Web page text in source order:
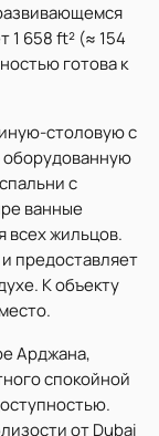
658 ft² (≈ 154
готова к
столовую с
с
ванные
всех жильцов.
предоставляет
К объекту
Арджана,
спокойной
от Dubai